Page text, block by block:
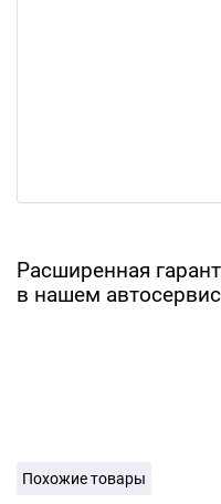
Расширенная
в нашем
Похожие товары